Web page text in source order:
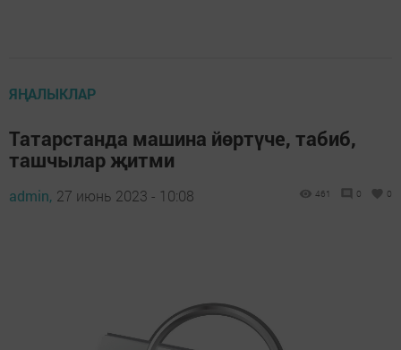
ЯҢАЛЫКЛАР
Татарстанда машина йөртүче, табиб,
ташчылар җитми
admin, 27 июнь 2023 - 10:08 461 0 0